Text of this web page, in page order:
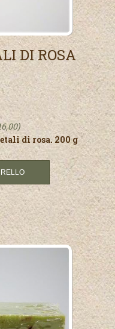
DI ROSA
di rosa. 200 g